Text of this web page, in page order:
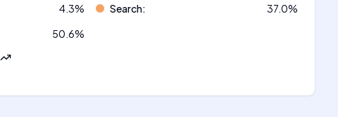
4.3% Search: 37.0%
50.6%